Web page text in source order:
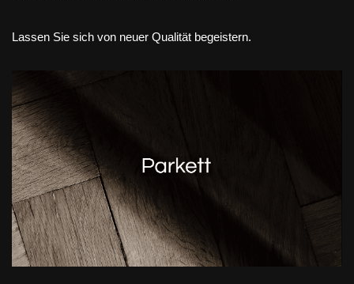
Lassen Sie sich von neuer Qualität begeistern.